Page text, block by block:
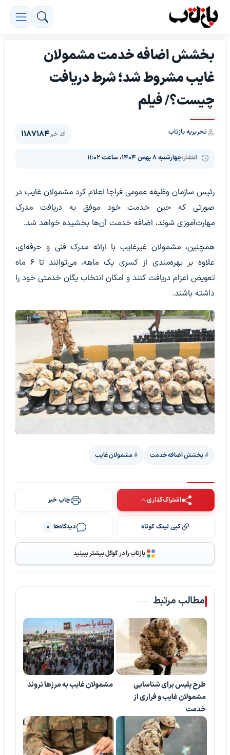
بخشش اضافه خدمت مشمولان
غایب مشروط شد؛ شرط دریافت
چیست؟/ فیلم
تحریریه بازتاب
انتشار:چهارشنبه ۸ بهمن ۱۴۰۴، ساعت ۱۱:۰۲
کد خبر1187184
رئیس سازمان وظیفه عمومی فراجا اعلام کرد مشمولان غایب در
صورتی که حین خدمت خود موفق به دریافت مدرک
مهارت‌آموزی شوند، اضافه خدمت آن‌ها بخشیده خواهد شد.
همچنین، مشمولان غیرغایب با ارائه مدرک فنی و حرفه‌ای،
علاوه بر بهره‌مندی از کسری یک ماهه، می‌توانند تا ۶ ماه
تعویض اعزام دریافت کنند و امکان انتخاب یگان خدمتی خود را
داشته باشند.
بخشش اضافه خدمت مشمولان غایب
اشتراک‌گذاری چاپ خبر
کپی لینک کوتاه دیدگاه‌ها 0
بازتاب را در گوگل بیشتر ببینید
مطالب مرتبط
طرح پلیس برای شناسایی
مشمولان غایب و فراری از
خدمت
مشمولان غایب به مرزها نروند